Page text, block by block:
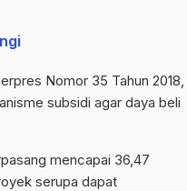
Nomor 35 Tahun 2018,
subsidi agar daya beli
mencapai 36,47
serupa dapat